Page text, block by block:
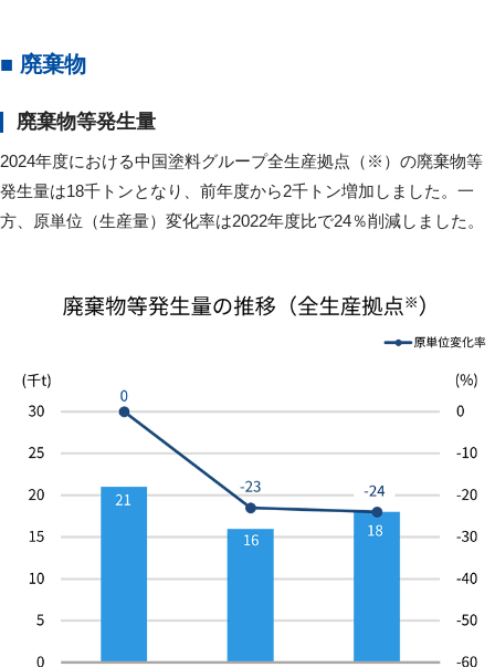
■ 廃棄物
廃棄物等発生量
2024年度における中国塗料グループ全生産拠点（※）の廃棄物等
発生量は18千トンとなり、前年度から2千トン増加しました。一
方、原単位（生産量）変化率は2022年度比で24％削減しました。